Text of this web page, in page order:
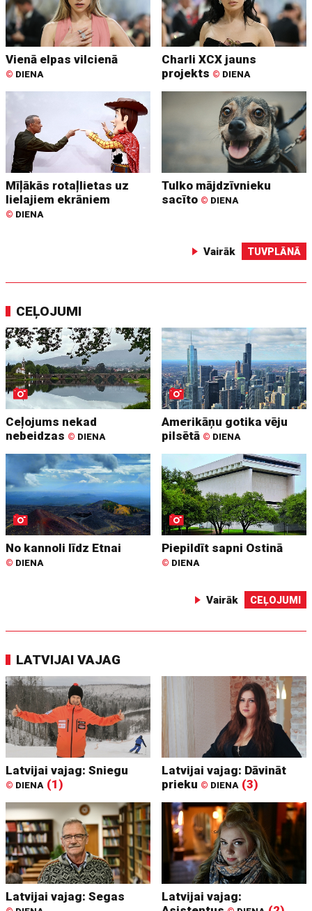
Vienā elpas vilcienā
© DIENA
Charli XCX jauns
projekts © DIENA
Mīļākās rotaļlietas uz
lielajiem ekrāniem
© DIENA
Tulko mājdzīvnieku
sacīto © DIENA
Vairāk TUVPLĀNĀ
CEĻOJUMI
Ceļojums nekad
nebeidzas © DIENA
Amerikāņu gotika vēju
pilsētā © DIENA
No kannoli līdz Etnai
© DIENA
Piepildīt sapni Ostinā
© DIENA
Vairāk CEĻOJUMI
LATVIJAI VAJAG
Latvijai vajag: Sniegu
© DIENA (1)
Latvijai vajag: Dāvināt
prieku © DIENA (3)
Latvijai vajag: Segas
Latvijai vajag: